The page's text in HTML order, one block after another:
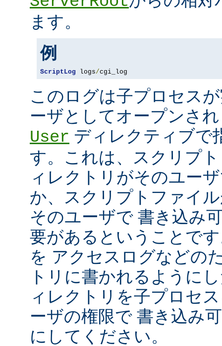
ます。
例
ScriptLog logs/cgi_log
このログは子プロセス
ーザとしてオープンさ
User ディレクティブで
す。これは、スクリプ
ィレクトリがそのユー
か、スクリプトファイ
そのユーザで 書き込み
要があるということで
を アクセスログなどの
トリに書かれるように
ィレクトリを子プロセ
ーザの権限で 書き込み
にしてください。